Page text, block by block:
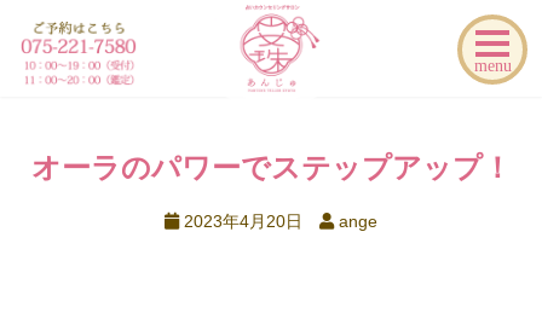
menu
オーラのパワーでステップアップ！
2023年4月20日 ange